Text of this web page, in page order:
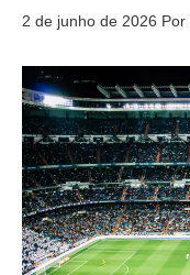
2 de junho de 2026 Por